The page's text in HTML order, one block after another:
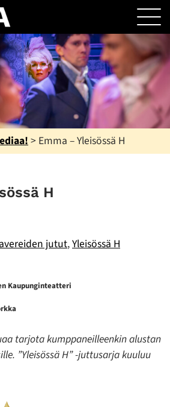
> Emma – Yleisössä H
H
jutut,Yleisössä H
Kaupunginteatteri
tarjota kumppaneilleenkin alustan
”Yleisössä H” -juttusarja kuuluu